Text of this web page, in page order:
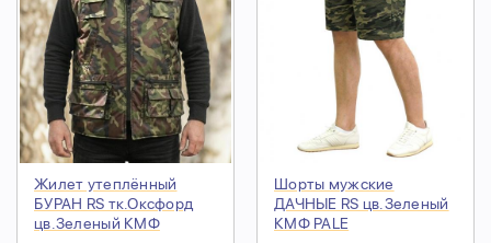
Жилет утеплённый
БУРАН RS тк.Оксфорд
цв.Зеленый КМФ
Шорты мужские
ДАЧНЫЕ RS цв.Зеленый
КМФ PALE